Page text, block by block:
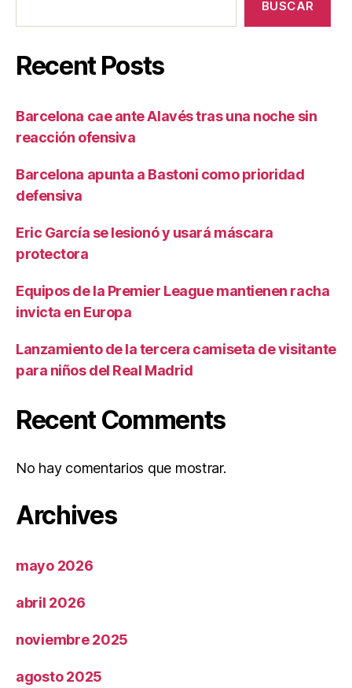
BUSCAR
Recent Posts
Barcelona cae ante Alavés tras una noche sin
reacción ofensiva
Barcelona apunta a Bastoni como prioridad
defensiva
Eric García se lesionó y usará máscara
protectora
Equipos de la Premier League mantienen racha
invicta en Europa
Lanzamiento de la tercera camiseta de visitante
para niños del Real Madrid
Recent Comments
No hay comentarios que mostrar.
Archives
mayo 2026
abril 2026
noviembre 2025
agosto 2025